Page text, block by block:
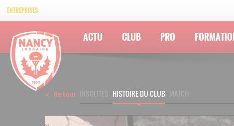
ENTREPRISES
ACTU CLUB PRO
Retour HISTOIRE DU CLUB